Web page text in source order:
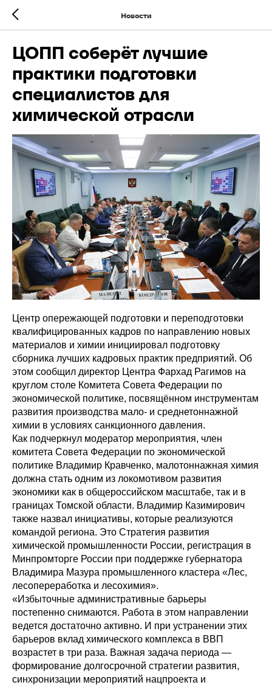
Новости
ЦОПП соберёт лучшие
практики подготовки
специалистов для
химической отрасли
Центр опережающей подготовки и переподготовки
квалифицированных кадров по направлению новых
материалов и химии инициировал подготовку
сборника лучших кадровых практик предприятий. Об
этом сообщил директор Центра Фархад Рагимов на
круглом столе Комитета Совета Федерации по
экономической политике, посвящённом инструментам
развития производства мало- и среднетоннажной
химии в условиях санкционного давления.
Как подчеркнул модератор мероприятия, член
комитета Совета Федерации по экономической
политике Владимир Кравченко, малотоннажная химия
должна стать одним из локомотивом развития
экономики как в общероссийском масштабе, так и в
границах Томской области. Владимир Казимирович
также назвал инициативы, которые реализуются
командой региона. Это Стратегия развития
химической промышленности России, регистрация в
Минпромторге России при поддержке губернатора
Владимира Мазура промышленного кластера «Лес,
лесопереработка и лесохимия».
«Избыточные административные барьеры
постепенно снимаются. Работа в этом направлении
ведется достаточно активно. И при устранении этих
барьеров вклад химического комплекса в ВВП
возрастет в три раза. Важная задача периода —
формирование долгосрочной стратегии развития,
синхронизации мероприятий нацпроекта и